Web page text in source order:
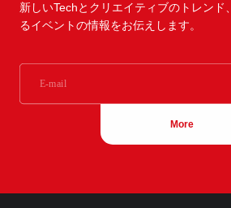
新しいTechとクリエイティブのトレンド、
るイベントの情報をお伝えします。
More